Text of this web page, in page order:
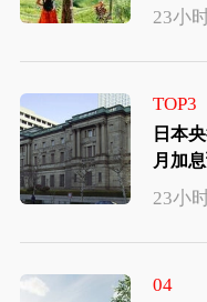
23小
TOP3
日本央
月加
23小
04